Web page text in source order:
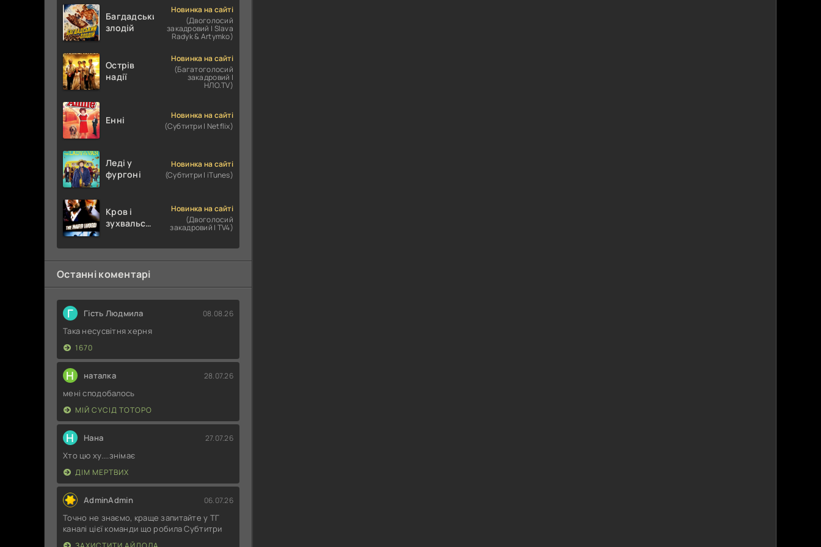
Багдадський
злодій
Новинка на сайті
(Двоголосий
закадровий | Slava
Radyk & Artymko)
Острів
надії
Новинка на сайті
(Багатоголосий
закадровий |
НЛО.TV)
Енні
Новинка на сайті
(Субтитри | Netflix)
Леді у
фургоні
Новинка на сайті
(Субтитри | iTunes)
Кров і
зухвальство
пограбування
Новинка на сайті
(Двоголосий
закадровий | TV4)
Останні коментарі
Г Гість Людмила 08.08.26
Така несусвітня херня
1670
Н наталка 28.07.26
мені сподобалось
МІЙ СУСІД ТОТОРО
Н Нана 27.07.26
Хто цю ху....знімає
ДІМ МЕРТВИХ
AdminAdmin 06.07.26
Точно не знаємо, краще запитайте у ТГ
каналі цієї команди що робила Субтитри